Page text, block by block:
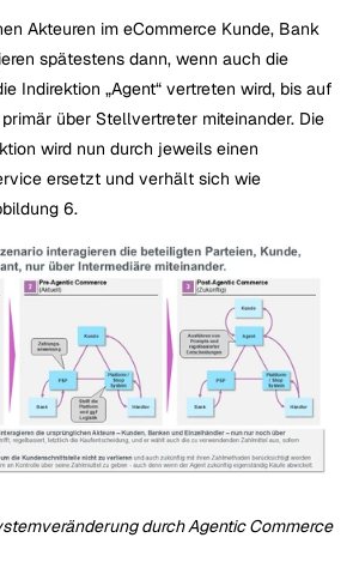
Akteuren im eCommerce Kunde, Bank
spätestens dann, wenn auch die
Indirektion „Agent“ vertreten wird, bis auf
über Stellvertreter miteinander. Die
wird nun durch jeweils einen
ersetzt und verhält sich wie
6.
durch Agentic Commerce